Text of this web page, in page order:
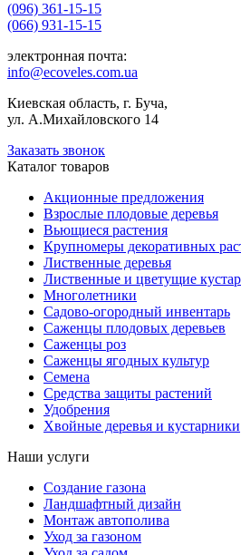
(096) 361-15-15
(066) 931-15-15
электронная почта:
info@ecoveles.com.ua
Киевская область, г. Буча,
ул. А.Михайловского 14
Заказать звонок
Каталог товаров
Акционные предложения
Взрослые плодовые деревья
Вьющиеся растения
Крупномеры декоративных
Лиственные деревья
Лиственные и цветущие
Многолетники
Садово-огородный инвентарь
Саженцы плодовых деревьев
Саженцы роз
Саженцы ягодных культур
Семена
Средства защиты растений
Удобрения
Хвойные деревья и кустарники
Наши услуги
Создание газона
Ландшафтный дизайн
Монтаж автополива
Уход за газоном